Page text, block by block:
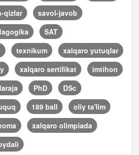
qizlar
savol-javob
SAT
texnikum
xalqaro yutuqlar
xalqaro sertifikat
imtihon
PhD
DSc
189 ball
oliy ta'lim
xalqaro olimpiada